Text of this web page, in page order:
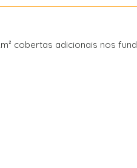
cobertas adicionais nos